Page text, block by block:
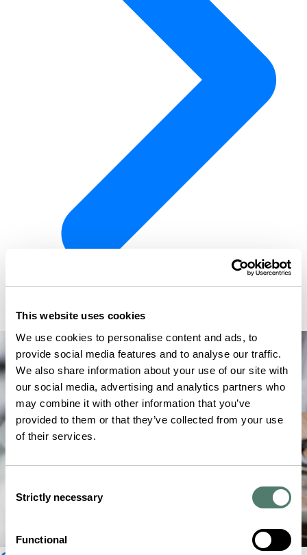
This website uses cookies
We use cookies to personalise content and ads, to
provide social media features and to analyse our traffic.
We also share information about your use of our site with
our social media, advertising and analytics partners who
may combine it with other information that you’ve
provided to them or that they’ve collected from your use
of their services.
Selection
Strictly necessary
Functional